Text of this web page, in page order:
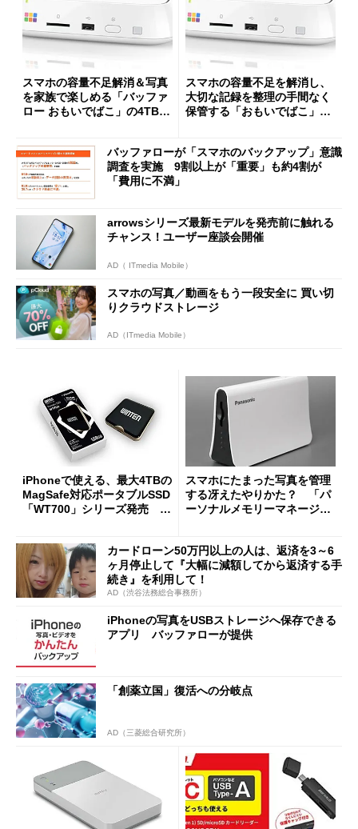
スマホの容量不足解消＆写真
を家族で楽しめる「バッファ
ロー おもいでばこ」の4TBモ
スマホの容量不足を解消し、
大切な記録を整理の手間なく
保管する「おもいでばこ」が
バッファローが「スマホのバックアップ」意識
調査を実施 9割以上が「重要」も約4割が
「費用に不満」
arrowsシリーズ最新モデルを発売前に触れる
チャンス！ユーザー座談会開催
AD（ ITmedia Mobile）
スマホの写真／動画をもう一段安全に 買い切
りクラウドストレージ
AD（ITmedia Mobile）
iPhoneで使える、最大4TBの
MagSafe対応ポータブルSSD
「WT700」シリーズ発売 1
スマホにたまった写真を管理
する冴えたやりかた？ 「パ
ーソナルメモリーマネージャ
カードローン50万円以上の人は、返済を3～6
ヶ月停止して『大幅に減額してから返済する手
続き』を利用して！
AD（渋谷法務総合事務所）
iPhoneの写真をUSBストレージへ保存できる
アプリ バッファローが提供
「創薬立国」復活への分岐点
AD（三菱総合研究所）